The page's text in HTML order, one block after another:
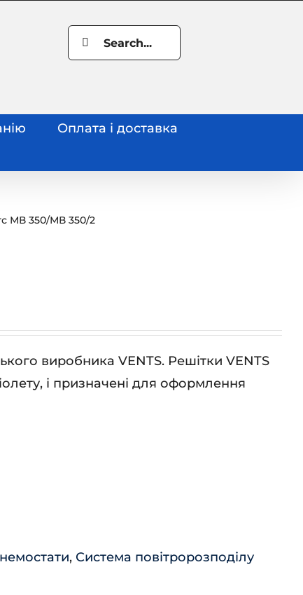
Search
for:
Оплата і доставка
МВ 350/МВ 350/2
виробника VENTS. Решітки VENTS
і призначені для оформлення
, Система повітророзподілу